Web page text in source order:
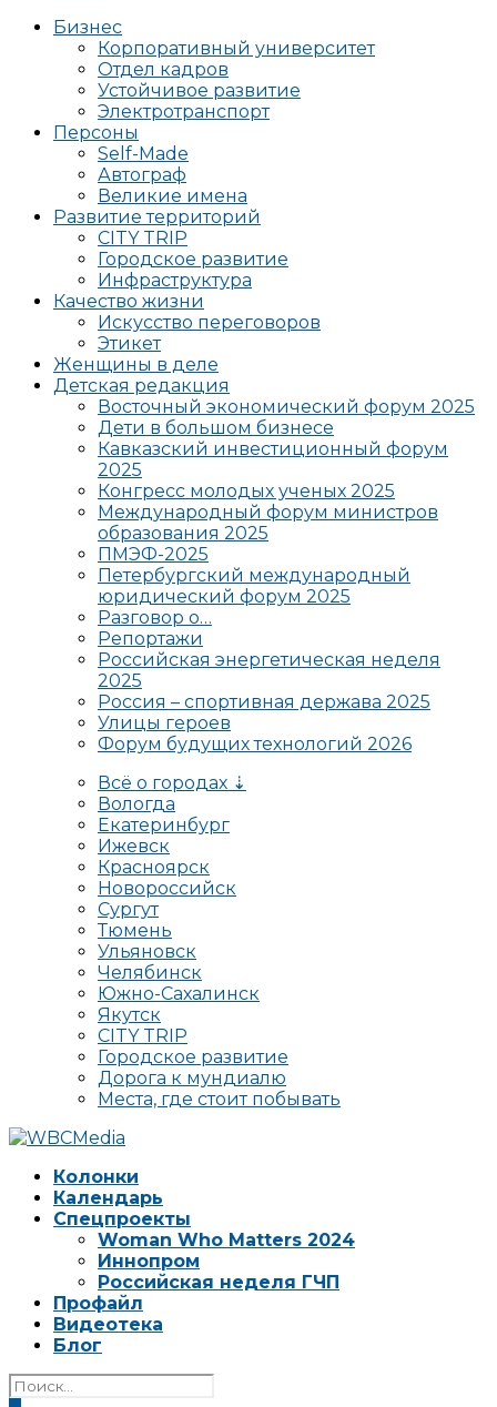
Бизнес
Корпоративный университет
Отдел кадров
Устойчивое развитие
Электротранспорт
Персоны
Self-Made
Автограф
Великие имена
Развитие территорий
CITY TRIP
Городское развитие
Инфраструктура
Качество жизни
Искусство переговоров
Этикет
Женщины в деле
Детская редакция
Восточный экономический форум 2025
Дети в большом бизнесе
Кавказский инвестиционный форум
2025
Конгресс молодых ученых 2025
Международный форум министров
образования 2025
ПМЭФ-2025
Петербургский международный
юридический форум 2025
Разговор о…
Репортажи
Российская энергетическая неделя
2025
Россия – спортивная держава 2025
Улицы героев
Форум будущих технологий 2026
Всё о городах ⇣
Вологда
Екатеринбург
Ижевск
Красноярск
Новороссийск
Сургут
Тюмень
Ульяновск
Челябинск
Южно-Сахалинск
Якутск
CITY TRIP
Городское развитие
Дорога к мундиалю
Места, где стоит побывать
Колонки
Календарь
Спецпроекты
Woman Who Matters 2024
Иннопром
Российская неделя ГЧП
Профайл
Видеотека
Блог